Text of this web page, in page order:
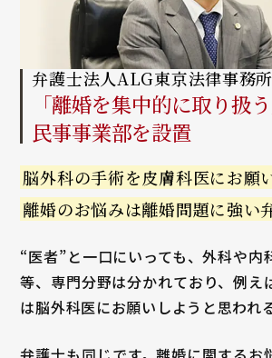
弁護士法人ALG東京法律事務所
「離婚を集中的に取り扱う
民事事業部を設置
脳外科の手術を皮膚科医にお願
離婚のお悩みは離婚問題に強い
“医者”と一口にいっても、外科や内
等、専門分野は分かれており、例え
は脳外科医にお願いしようと思われ